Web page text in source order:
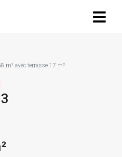
m² avec terrasse 17 m²